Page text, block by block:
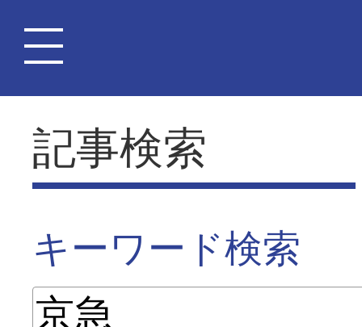
記事検索
キーワード検索